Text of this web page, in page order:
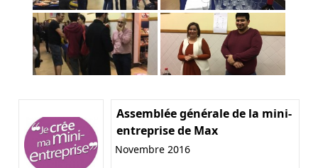
Assemblée générale de la mini-
entreprise de Max
Novembre 2016